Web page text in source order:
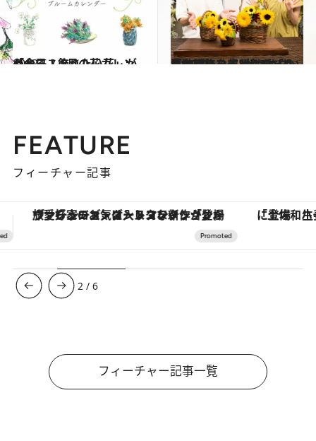
2022.5.1
「今日、飾りたい花」がわかる！ 5月の花カレンダー
ライフスタイル 2022.8.2
【動画】ひまわりを「かご」に飾ろう “摘みたて風”のアレンジがかわいい 夏の輝きを部屋に呼び込んで
ライフスタイル
FEATURE
フィーチャー記事
「土佐和ハーブかき氷」がOMO7高知に登場！生姜、山椒、大葉など目にも舌にも涼を呼ぶ郷土の味 【銀座で出合う最旬美容】美髪ケアや上質
3 /6
フィーチャー記事一覧